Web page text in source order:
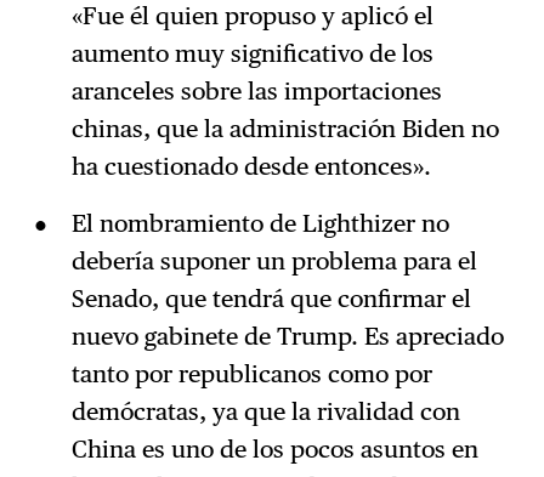
«Fue él quien propuso y aplicó el
aumento muy significativo de los
aranceles sobre las importaciones
chinas, que la administración Biden no
ha cuestionado desde entonces».
El nombramiento de Lighthizer no
debería suponer un problema para el
Senado, que tendrá que confirmar el
nuevo gabinete de Trump. Es apreciado
tanto por republicanos como por
demócratas, ya que la rivalidad con
China es uno de los pocos asuntos en